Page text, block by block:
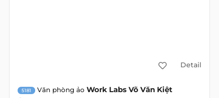
Detail
5181 Văn phòng ảo Work Labs Võ Văn Kiệt